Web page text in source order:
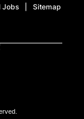
Jobs Sitemap